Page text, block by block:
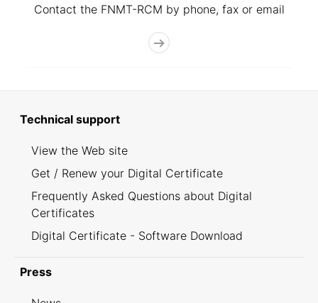
Contact the FNMT-RCM by phone, fax or email
Technical support
View the Web site
Get / Renew your Digital Certificate
Frequently Asked Questions about Digital
Certificates
Digital Certificate - Software Download
Press